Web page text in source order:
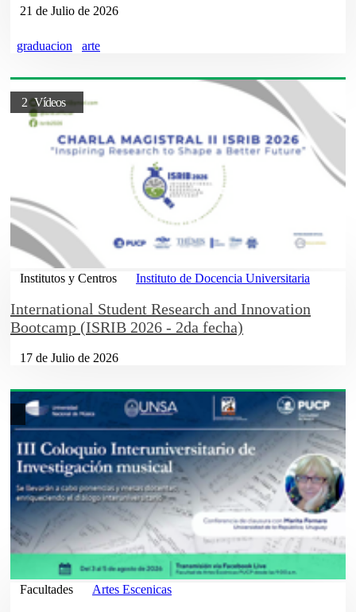
21 de Julio de 2026
graduacion arte
2 Vídeos
Institutos y Centros Instituto de Docencia Universitaria
International Student Research and Innovation
Bootcamp (ISRIB 2026 - 2da fecha)
17 de Julio de 2026
Facultades Artes Escenicas